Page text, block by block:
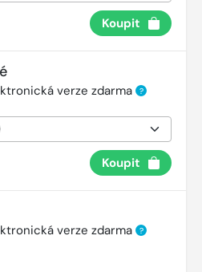
Koupit
verze zdarma ?
Koupit
verze zdarma ?